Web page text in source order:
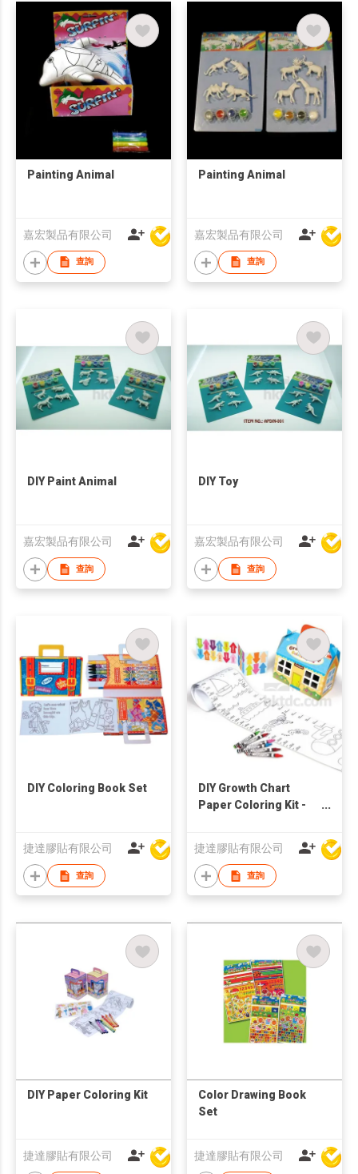
Painting Animal
嘉宏製品有限公司
查詢
Painting Animal
嘉宏製品有限公司
查詢
DIY Paint Animal
嘉宏製品有限公司
查詢
DIY Toy
嘉宏製品有限公司
查詢
DIY Coloring Book Set
捷達膠貼有限公司
查詢
DIY Growth Chart
Paper Coloring Kit -
捷達膠貼有限公司
查詢
DIY Paper Coloring Kit
捷達膠貼有限公司
Color Drawing Book
Set
捷達膠貼有限公司